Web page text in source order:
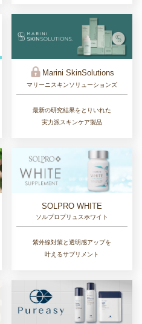
Marini SkinSolutions
マリーニスキンソリューションズ
最新の研究結果をとりいれた
実力派スキンケア製品
SOLPRO WHITE
ソルプロプリュスホワイト
紫外線対策と透明感アップを
叶えるサプリメント